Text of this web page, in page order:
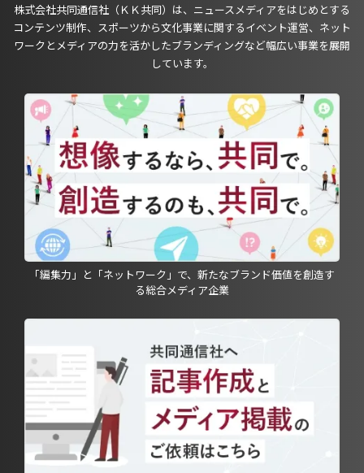
株式会社共同通信社（ＫＫ共同）は、ニュースメディアをはじめとする
コンテンツ制作、スポーツから文化事業に関するイベント運営、ネット
ワークとメディアの力を活かしたブランディングなど幅広い事業を展開
しています。
「編集力」と「ネットワーク」で、新たなブランド価値を創造す
る総合メディア企業